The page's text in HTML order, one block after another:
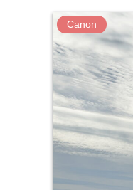
Canon